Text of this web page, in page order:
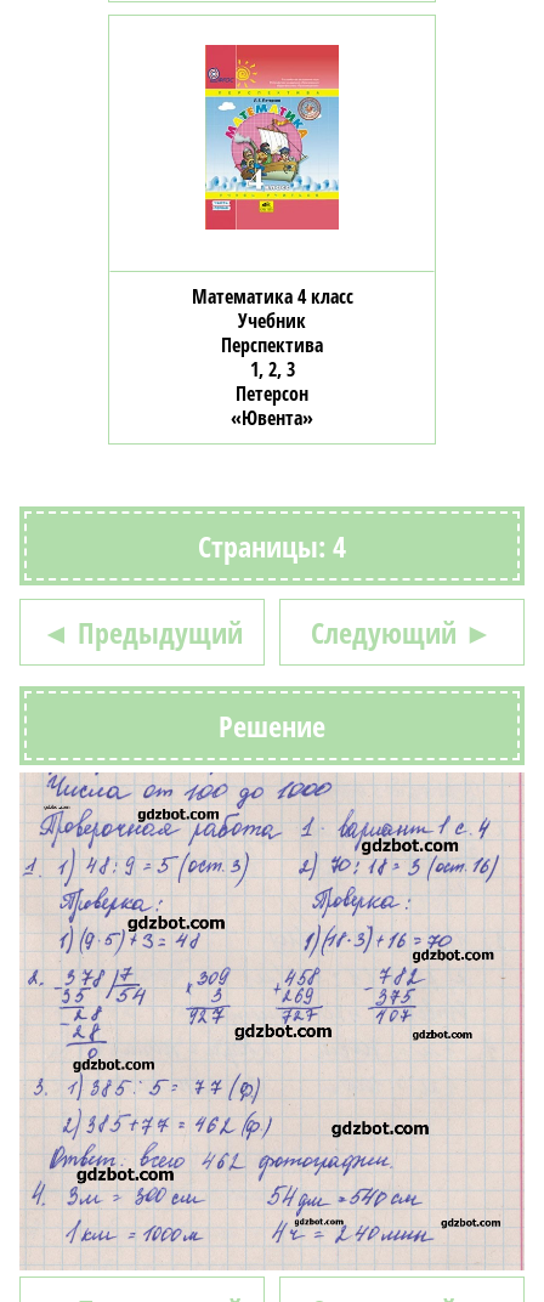
Математика 4 класс
Учебник
Перспектива
1, 2, 3
Петерсон
«Ювента»
Страницы: 4
◄ Предыдущий Следующий ►
Решение